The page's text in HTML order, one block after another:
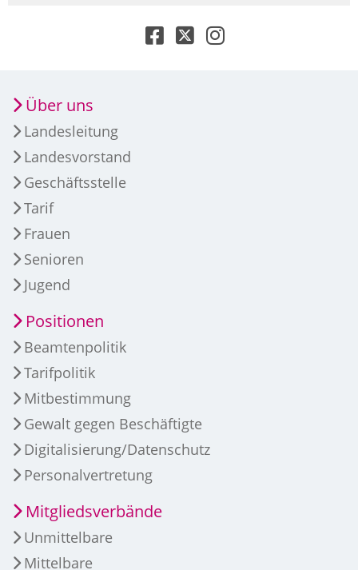
Über uns
Landesleitung
Landesvorstand
Geschäftsstelle
Tarif
Frauen
Senioren
Jugend
Positionen
Beamtenpolitik
Tarifpolitik
Mitbestimmung
Gewalt gegen Beschäftigte
Digitalisierung/Datenschutz
Personalvertretung
Mitgliedsverbände
Unmittelbare
Mittelbare